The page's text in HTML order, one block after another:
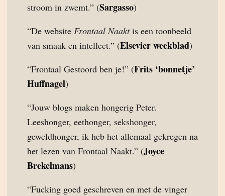
stroom in zwemt.” (Sargasso)
“De website Frontaal Naaktis een toonbeeld
van smaak en intellect.” (Elsevier weekblad)
“Frontaal Gestoord ben je!” (Frits ‘bonnetje’
Huffnagel)
“Jouw blogs maken hongerig Peter.
Leeshonger, eethonger, sekshonger,
geweldhonger, ik heb het allemaal gekregen na
het lezen van Frontaal Naakt.” (Joyce
Brekelmans)
“Fucking goed geschreven en met de vinger